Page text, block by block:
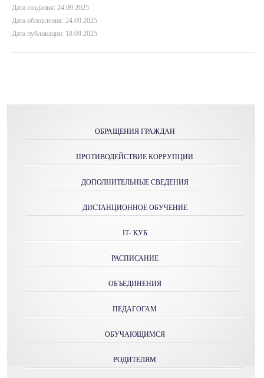
Дата создания: 24.09.2025
Дата обновления: 24.09.2025
Дата публикации: 18.09.2025
ОБРАЩЕНИЯ ГРАЖДАН
ПРОТИВОДЕЙСТВИЕ КОРРУПЦИИ
ДОПОЛНИТЕЛЬНЫЕ СВЕДЕНИЯ
ДИСТАНЦИОННОЕ ОБУЧЕНИЕ
IТ- КУБ
РАСПИСАНИЕ
ОБЪЕДИНЕНИЯ
ПЕДАГОГАМ
ОБУЧАЮЩИМСЯ
РОДИТЕЛЯМ